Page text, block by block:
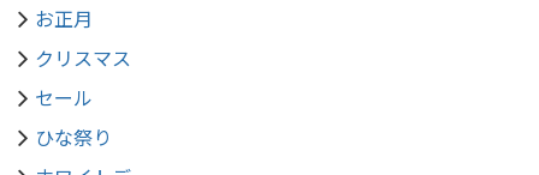
お正月
クリスマス
セール
ひな祭り